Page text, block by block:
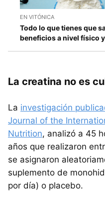
EN VITÓNICA
Todo lo que tienes que
beneficios a nivel físico
La creatina no es
La investigación
Journal of the
Nutrition, analizó a 45
años que realizaron
se asignaron
suplemento de
por día) o placebo.